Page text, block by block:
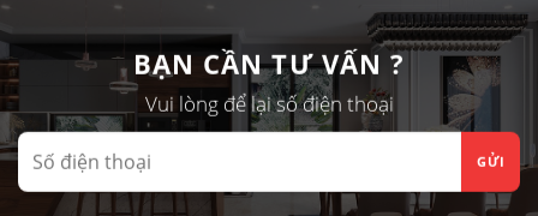
BẠN CẦN TƯ VẤN ?
Vui lòng để lại số điện thoại